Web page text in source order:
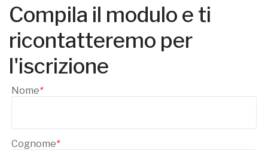
Compila il modulo e ti
ricontatteremo per
l'iscrizione
Nome*
Cognome*